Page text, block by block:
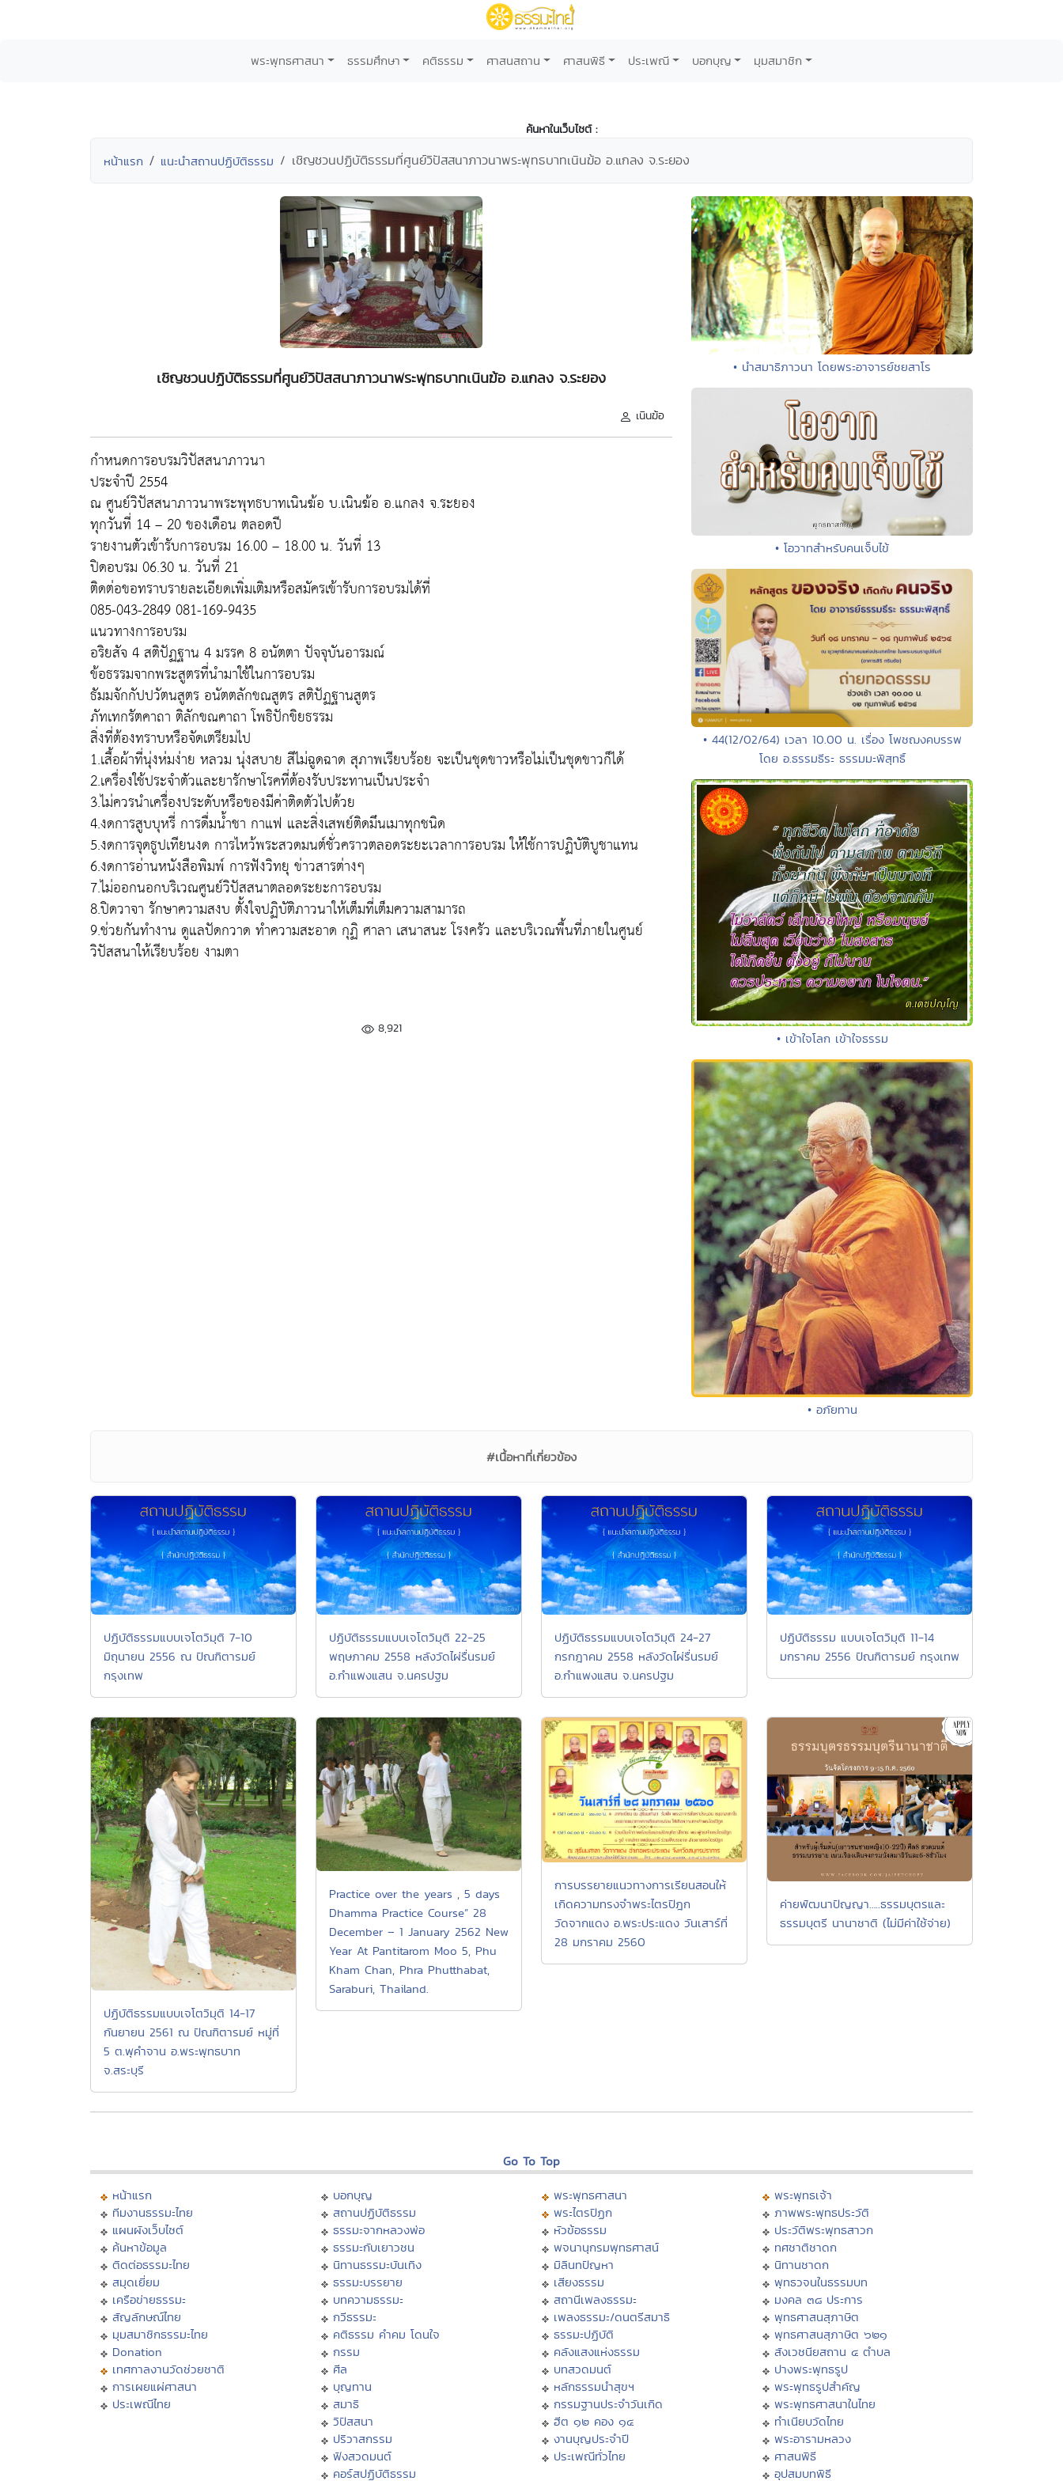
พระพุทธศาสนา ธรรมศึกษา คติธรรม ศาสนสถาน ศาสนพิธี ประเพณี บอกบุญ มุมสมาชิก
ค้นหาในเว็บไซต์ :
หน้าแรก แนะนำสถานปฏิบัติธรรม เชิญชวนปฏิบัติธรรมที่ศูนย์วิปัสสนาภาวนาพระพุทธบาทเนินฆ้อ อ.แกลง จ.ระยอง
เชิญชวนปฏิบัติธรรมที่ศูนย์วิปัสสนาภาวนาพระพุทธบาทเนินฆ้อ อ.แกลง จ.ระยอง
เนินฆ้อ
กำหนดการอบรมวิปัสสนาภาวนา
ประจำปี 2554
ณ ศูนย์วิปัสสนาภาวนาพระพุทธบาทเนินฆ้อ บ.เนินฆ้อ อ.แกลง จ.ระยอง
ทุกวันที่ 14 – 20 ของเดือน ตลอดปี
รายงานตัวเข้ารับการอบรม 16.00 – 18.00 น. วันที่ 13
ปิดอบรม 06.30 น. วันที่ 21
ติดต่อขอทราบรายละเอียดเพิ่มเติมหรือสมัครเข้ารับการอบรมได้ที่
085-043-2849 081-169-9435
แนวทางการอบรม
อริยสัจ 4 สติปัฏฐาน 4 มรรค 8 อนัตตา ปัจจุบันอารมณ์
ข้อธรรมจากพระสูตรที่นำมาใช้ในการอบรม
ธัมมจักกัปปวัตนสูตร อนัตตลักขณสูตร สติปัฏฐานสูตร
ภัทเทกรัตคาถา ติลักขณคาถา โพธิปักขิยธรรม
สิ่งที่ต้องทราบหรือจัดเตรียมไป
1.เสื้อผ้าที่นุ่งห่มง่าย หลวม นุ่งสบาย สีไม่ฉูดฉาด สุภาพเรียบร้อย จะเป็นชุดขาวหรือไม่เป็นชุดขาวก็ได้
2.เครื่องใช้ประจำตัวและยารักษาโรคที่ต้องรับประทานเป็นประจำ
3.ไม่ควรนำเครื่องประดับหรือของมีค่าติดตัวไปด้วย
4.งดการสูบบุหรี่ การดื่มน้ำชา กาแฟ และสิ่งเสพย์ติดมึนเมาทุกชนิด
5.งดการจุดธูปเทียนงด การไหว้พระสวดมนต์ชั่วคราวตลอดระยะเวลาการอบรม ให้ใช้การปฏิบัติบูชาแทน
6.งดการอ่านหนังสือพิมพ์ การฟังวิทยุ ข่าวสารต่างๆ
7.ไม่ออกนอกบริเวณศูนย์วิปัสสนาตลอดระยะการอบรม
8.ปิดวาจา รักษาความสงบ ตั้งใจปฏิบัติภาวนาให้เต็มที่เต็มความสามารถ
9.ช่วยกันทำงาน ดูแลปัดกวาด ทำความสะอาด กุฏิ ศาลา เสนาสนะ โรงครัว และบริเวณพื้นที่ภายในศูนย์
วิปัสสนาให้เรียบร้อย งามตา
8,921
• นำสมาธิภาวนา โดยพระอาจารย์ชยสาโร
• โอวาทสำหรับคนเจ็บไข้
• 44(12/02/64) เวลา 10.00 น. เรื่อง โพชฌงคบรรพ
โดย อ.ธรรมธีระ ธรรมมะพิสุทธิ์
• เข้าใจโลก เข้าใจธรรม
• อภัยทาน
#เนื้อหาที่เกี่ยวข้อง
ปฏิบัติธรรมแบบเจโตวิมุติ 7-10
มิถุนายน 2556 ณ ปัณฑิตารมย์
กรุงเทพ
ปฏิบัติธรรมแบบเจโตวิมุติ 22-25
พฤษภาคม 2558 หลังวัดไผ่รื่นรมย์
อ.กำแพงแสน จ.นครปฐม
ปฏิบัติธรรมแบบเจโตวิมุติ 24-27
กรกฎาคม 2558 หลังวัดไผ่รื่นรมย์
อ.กำแพงแสน จ.นครปฐม
ปฏิบัติธรรม แบบเจโตวิมุติ 11-14
มกราคม 2556 ปัณฑิตารมย์ กรุงเทพ
ปฏิบัติธรรมแบบเจโตวิมุติ 14-17
กันยายน 2561 ณ ปัณฑิตารมย์ หมู่ที่
5 ต.พุคำจาน อ.พระพุทธบาท
จ.สระบุรี
Practice over the years , 5 days
Dhamma Practice Course” 28
December – 1 January 2562 New
Year At Pantitarom Moo 5, Phu
Kham Chan, Phra Phutthabat,
Saraburi, Thailand.
การบรรยายแนวทางการเรียนสอนให้
เกิดความทรงจำพระไตรปิฎก
วัดจากแดง อ.พระประแดง วันเสาร์ที่
28 มกราคม 2560
ค่ายพัฒนาปัญญา…..ธรรมบุตรและ
ธรรมบุตรี นานาชาติ (ไม่มีค่าใช้จ่าย)
Go To Top
หน้าแรก
ทีมงานธรรมะไทย
แผนผังเว็บไซต์
ค้นหาข้อมูล
ติดต่อธรรมะไทย
สมุดเยี่ยม
เครือข่ายธรรมะ
สัญลักษณ์ไทย
มุมสมาชิกธรรมะไทย
Donation
เทศกาลงานวัดช่วยชาติ
การเผยแผ่ศาสนา
ประเพณีไทย
บอกบุญ
สถานปฏิบัติธรรม
ธรรมะจากหลวงพ่อ
ธรรมะกับเยาวชน
นิทานธรรมะบันเทิง
ธรรมะบรรยาย
บทความธรรมะ
กวีธรรมะ
คติธรรม คำคม โดนใจ
กรรม
ศีล
บุญทาน
สมาธิ
วิปัสสนา
ปริวาสกรรม
ฟังสวดมนต์
คอร์สปฏิบัติธรรม
พระพุทธศาสนา
พระไตรปิฏก
หัวข้อธรรม
พจนานุกรมพุทธศาสน์
มิลินทปัญหา
เสียงธรรม
สถานีเพลงธรรมะ
เพลงธรรมะ/ดนตรีสมาธิ
ธรรมะปฏิบัติ
คลังแสงแห่งธรรม
บทสวดมนต์
หลักธรรมนำสุขฯ
กรรมฐานประจำวันเกิด
ฮีต ๑๒ คอง ๑๔
งานบุญประจำปี
ประเพณีทั่วไทย
พระพุทธเจ้า
ภาพพระพุทธประวัติ
ประวัติพระพุทธสาวก
ทศชาติชาดก
นิทานชาดก
พุทธวจนในธรรมบท
มงคล ๓๘ ประการ
พุทธศาสนสุภาษิต
พุทธศาสนสุภาษิต ๖๒๑
สังเวชนียสถาน ๔ ตำบล
ปางพระพุทธรูป
พระพุทธรูปสำคัญ
พระพุทธศาสนาในไทย
ทำเนียบวัดไทย
พระอารามหลวง
ศาสนพิธี
อุปสมบทพิธี